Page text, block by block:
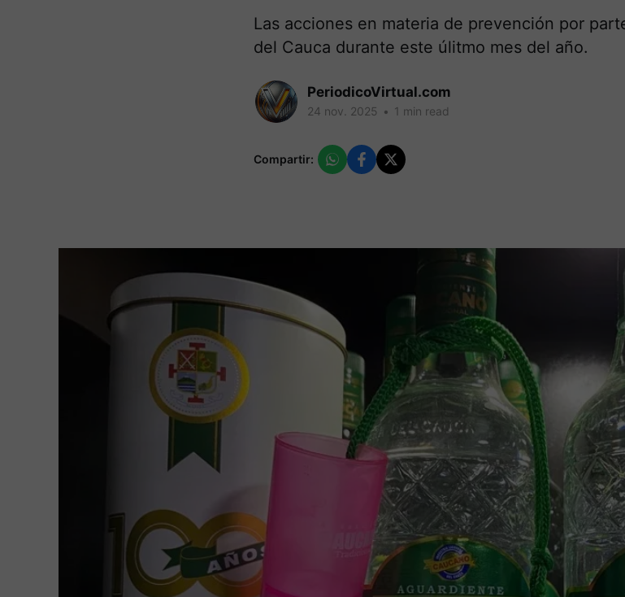
Las acciones en materia de prevención por
del Cauca durante este úlitmo mes del año.
PeriodicoVirtual.com
24 nov. 2025 • 1 min read
Compartir: